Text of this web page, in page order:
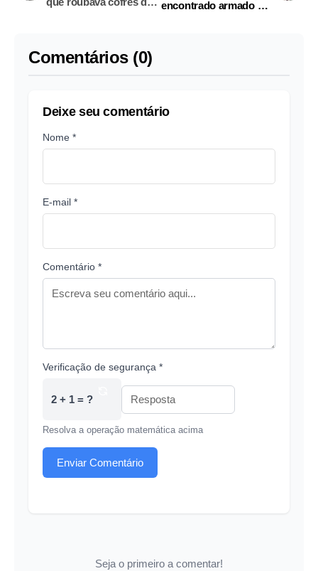
encontrado armado em
Comentários (0)
Deixe seu comentário
Nome *
E-mail *
Comentário *
Verificação de segurança *
2 + 1 = ?
Resolva a operação matemática acima
Enviar Comentário
Seja o primeiro a comentar!